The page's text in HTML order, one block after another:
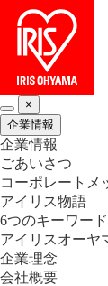
×
企業情報
企業情報
ごあいさつ
コーポレートメ
アイリス物語
6つのキーワード
アイリスオーヤ
企業理念
会社概要